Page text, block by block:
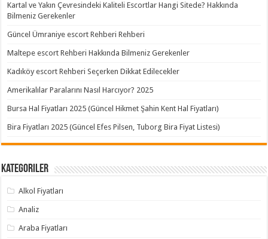
Kartal ve Yakın Çevresindeki Kaliteli Escortlar Hangi Sitede? Hakkında
Bilmeniz Gerekenler
Güncel Ümraniye escort Rehberi Rehberi
Maltepe escort Rehberi Hakkında Bilmeniz Gerekenler
Kadıköy escort Rehberi Seçerken Dikkat Edilecekler
Amerikalılar Paralarını Nasıl Harcıyor? 2025
Bursa Hal Fiyatları 2025 (Güncel Hikmet Şahin Kent Hal Fiyatları)
Bira Fiyatları 2025 (Güncel Efes Pilsen, Tuborg Bira Fiyat Listesi)
Kategoriler
Alkol Fiyatları
Analiz
Araba Fiyatları